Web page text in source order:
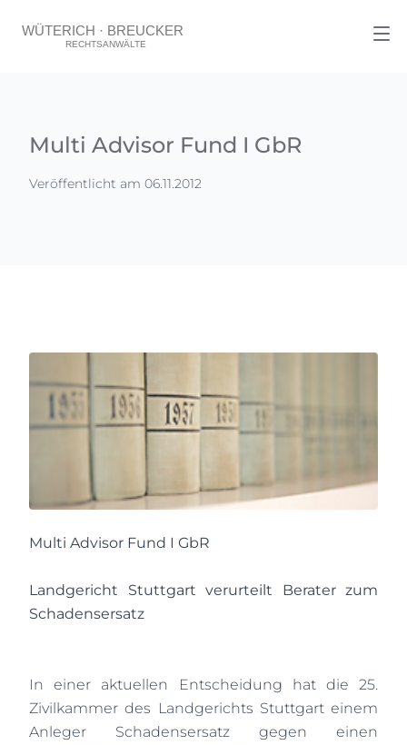
Multi Advisor Fund I GbR
Veröffentlicht am 06.11.2012
Multi Advisor Fund I GbR
Landgericht Stuttgart verurteilt Berater zum
Schadensersatz
In einer aktuellen Entscheidung hat die 25.
Zivilkammer des Landgerichts Stuttgart einem
Anleger Schadensersatz gegen einen